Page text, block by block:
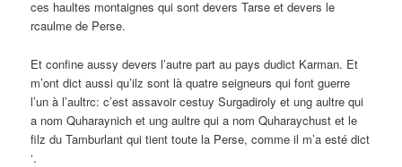
ces haultes montaignes qui sont devers Tarse et devers le
rcaulme de Perse.
Et confine aussy devers l’autre part au pays dudict Karman. Et
m’ont dict aussi qu’ilz sont là quatre seigneurs qui font guerre
l’un à l’aultrc: c’est assavoir cestuy Surgadiroly et ung aultre qui
a nom Quharaynich et ung aultre qui a nom Quharaychust et le
filz du Tamburlant qui tient toute la Perse, comme il m’a esté dict
‘.